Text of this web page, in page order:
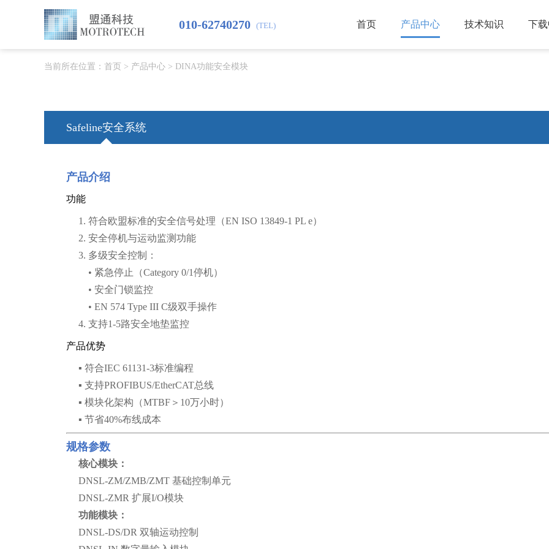
首页 产品中心 技术知识 下
010-62740270 (TEL)
当前所在位置： 首页 > 产品中心 > DINA功能安全模块
Safeline安全系统
产品介绍
功能
1. 符合欧盟标准的安全信号处理（EN ISO 13849-1 PL e）
2. 安全停机与运动监测功能
3. 多级安全控制：
• 紧急停止（Category 0/1停机）
• 安全门锁监控
• EN 574 Type III C级双手操作
4. 支持1-5路安全地垫监控
产品优势
▪ 符合IEC 61131-3标准编程
▪ 支持PROFIBUS/EtherCAT总线
▪ 模块化架构（MTBF＞10万小时）
▪ 节省40%布线成本
规格参数
核心模块：
DNSL-ZM/ZMB/ZMT 基础控制单元
DNSL-ZMR 扩展I/O模块
功能模块：
DNSL-DS/DR 双轴运动控制